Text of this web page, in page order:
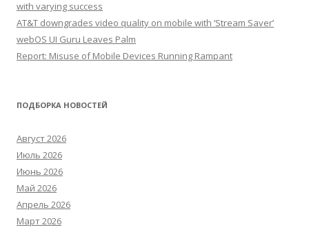
with varying success
AT&T downgrades video quality on mobile with ‘Stream Saver’
webOS UI Guru Leaves Palm
Report: Misuse of Mobile Devices Running Rampant
ПОДБОРКА НОВОСТЕЙ
Август 2026
Июль 2026
Июнь 2026
Май 2026
Апрель 2026
Март 2026